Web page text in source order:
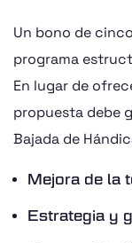
Un bono de
programa
En lugar de
propuesta debe
Bajada de
Mejora de la
Estrategia y